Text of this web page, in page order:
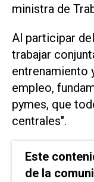
ministra de
Al participar
trabajar
entrenamiento
empleo,
pymes, que
centrales".
Este
de la